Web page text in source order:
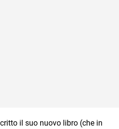
il suo nuovo libro (che in